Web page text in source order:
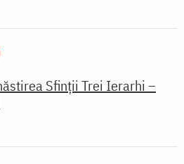
Sfinții Trei Ierarhi –